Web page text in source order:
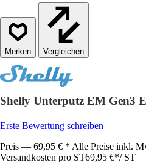
Vergleichen
Shelly Unterputz EM Gen3
Erste Bewertung schreiben
Preis — 69,95 € * Alle Preise inkl.
Versandkosten pro ST69,95 €*/ ST